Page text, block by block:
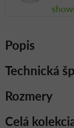
Popis
Celá
Rozmery
Technická